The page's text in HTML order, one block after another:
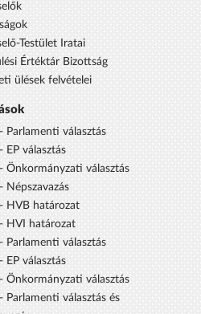
Testület Iratai
Értéktár Bizottság
ülések felvételei
Parlamenti választás
EP választás
Önkormányzati választás
Népszavazás
HVB határozat
HVI határozat
Parlamenti választás
EP választás
Önkormányzati választás
Parlamenti választás és